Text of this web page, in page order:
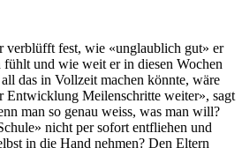
verblüfft fest, wie «unglaublich gut» er
und wie weit er in diesen Wochen
das in Vollzeit machen könnte, wäre
Entwicklung Meilenschritte weiter», sagt
man so genau weiss, was man will?
nicht per sofort entfliehen und
in die Hand nehmen? Den Eltern